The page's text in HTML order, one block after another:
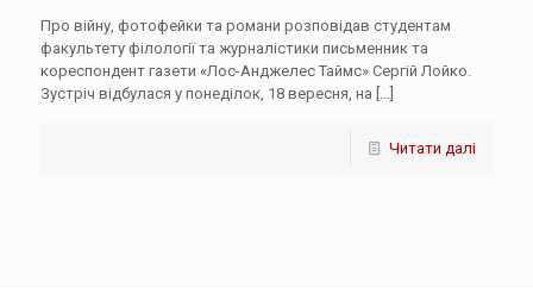
Про війну, фотофейки та романи розповідав студентам
факультету філології та журналістики письменник та
кореспондент газети «Лос-Анджелес Таймс» Сергій Лойко.
Зустріч відбулася у понеділок, 18 вересня, на […]
Читати далі